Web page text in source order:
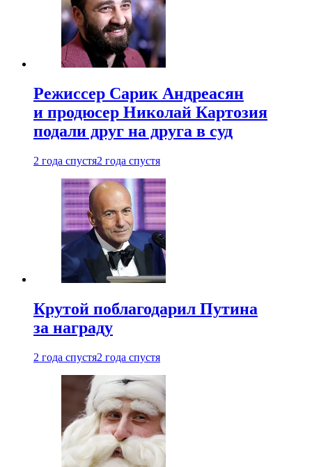
Режиссер Сарик Андреасян
и продюсер Николай Картозия
подали друг на друга в суд
2 года спустя2 года спустя
Крутой поблагодарил Путина
за награду
2 года спустя2 года спустя